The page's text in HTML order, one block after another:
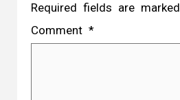
Required fields are marked
Comment *